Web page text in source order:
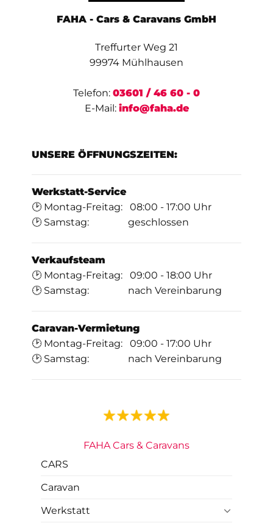
FAHA - Cars & Caravans GmbH
Treffurter Weg 21
99974 Mühlhausen
Telefon: 03601 / 46 60 - 0
E-Mail: info@faha.de
UNSERE ÖFFNUNGSZEITEN:
Werkstatt-Service
🕑 Montag-Freitag: 08:00 - 17:00 Uhr
🕑 Samstag: geschlossen
Verkaufsteam
🕑 Montag-Freitag: 09:00 - 18:00 Uhr
🕑 Samstag: nach Vereinbarung
Caravan-Vermietung
🕑 Montag-Freitag: 09:00 - 17:00 Uhr
🕑 Samstag: nach Vereinbarung
FAHA Cars & Caravans
CARS
Caravan
Werkstatt